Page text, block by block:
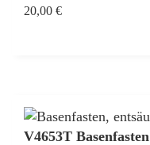
20,00 €
V4653T Basenfasten